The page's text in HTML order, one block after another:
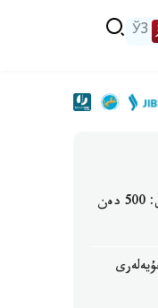
ЎЗ
«دەلفين» تايفۋنى جاپونياعا جەتتى: 500 دەن
جۇيەلەرى